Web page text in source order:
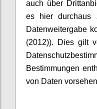
auch über
es hier durchaus
Datenweitergabe
(2012)). Dies gilt
Bestimmungen
von Daten